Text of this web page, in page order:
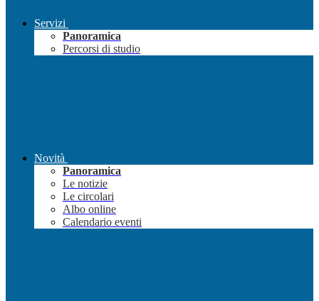
Servizi
Panoramica
Percorsi di studio
Novità
Panoramica
Le notizie
Le circolari
Albo online
Calendario eventi